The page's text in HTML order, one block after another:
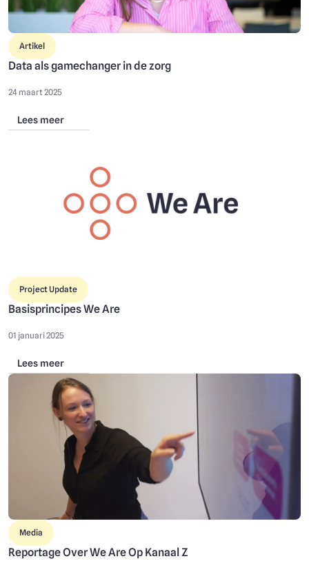
Artikel
Data als gamechanger in de zorg
24 maart 2025
Lees meer
Project Update
Basisprincipes We Are
01 januari 2025
Lees meer
Image
Media
Reportage Over We Are Op Kanaal Z